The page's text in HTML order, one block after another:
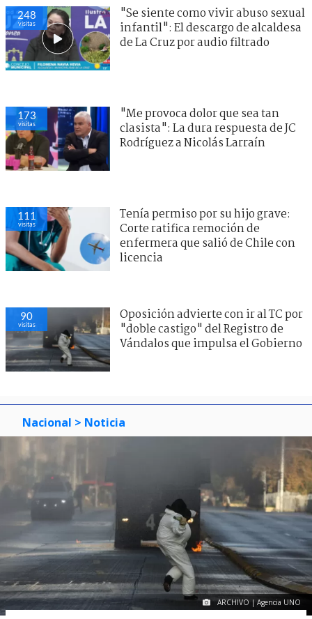
248
visitas
"Se siente como vivir abuso sexual
infantil": El descargo de alcaldesa
de La Cruz por audio filtrado
173
visitas
"Me provoca dolor que sea tan
clasista": La dura respuesta de JC
Rodríguez a Nicolás Larraín
111
visitas
Tenía permiso por su hijo grave:
Corte ratifica remoción de
enfermera que salió de Chile con
licencia
90
visitas
Oposición advierte con ir al TC por
"doble castigo" del Registro de
Vándalos que impulsa el Gobierno
Nacional > Noticia
ARCHIVO | Agencia UNO